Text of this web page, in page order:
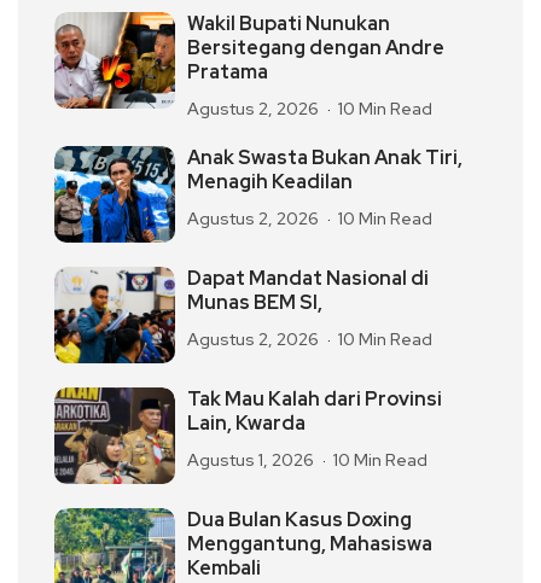
Wakil Bupati Nunukan
Bersitegang dengan Andre
Pratama
Agustus 2, 2026 10 Min Read
Anak Swasta Bukan Anak Tiri,
Menagih Keadilan
Agustus 2, 2026 10 Min Read
Dapat Mandat Nasional di
Munas BEM SI,
Agustus 2, 2026 10 Min Read
Tak Mau Kalah dari Provinsi
Lain, Kwarda
Agustus 1, 2026 10 Min Read
Dua Bulan Kasus Doxing
Menggantung, Mahasiswa
Kembali